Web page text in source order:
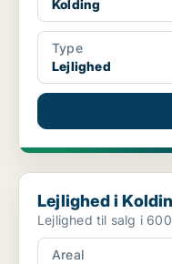
Kolding
Type
Lejlighed
Lejlighed i Kolding
Lejlighed i
Areal